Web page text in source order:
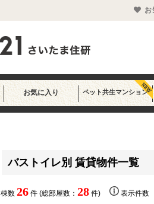
お気に入り ペット共生マンション
バストイレ別 賃貸物件一覧
棟数 26 件 (総部屋数： 28 件) 表示件数
お